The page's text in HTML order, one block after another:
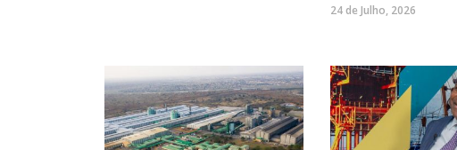
24 de Julho, 2026